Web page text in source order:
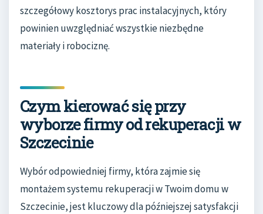
szczegółowy kosztorys prac instalacyjnych, który
powinien uwzględniać wszystkie niezbędne
materiały i robociznę.
Czym kierować się przy
wyborze firmy od rekuperacji w
Szczecinie
Wybór odpowiedniej firmy, która zajmie się
montażem systemu rekuperacji w Twoim domu w
Szczecinie, jest kluczowy dla późniejszej satysfakcji